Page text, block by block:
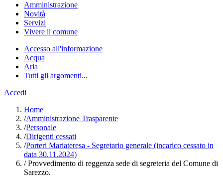
Amministrazione
Novità
Servizi
Vivere il comune
Accesso all'informazione
Acqua
Aria
Tutti gli argomenti...
Accedi
Home
/Amministrazione Trasparente
/Personale
/Dirigenti cessati
/Porteri Mariateresa - Segretario generale (incarico cessato in
data 30.11.2024)
/Provvedimento di reggenza sede di segreteria del Comune di
Sarezzo.